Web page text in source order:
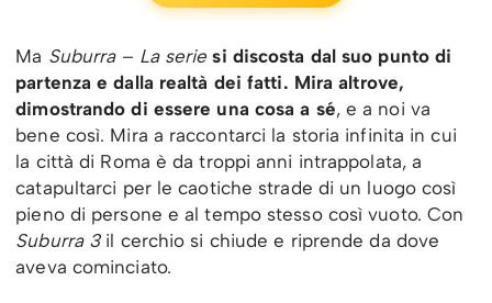
Ma Suburra – La serie si discosta dal suo punto di
partenza e dalla realtà dei fatti. Mira altrove,
dimostrando di essere una cosa a sé, e a noi va
bene così. Mira a raccontarci la storia infinita in cui
la città di Roma è da troppi anni intrappolata, a
catapultarci per le caotiche strade di un luogo così
pieno di persone e al tempo stesso così vuoto. Con
Suburra 3il cerchio si chiude e riprende da dove
aveva cominciato.